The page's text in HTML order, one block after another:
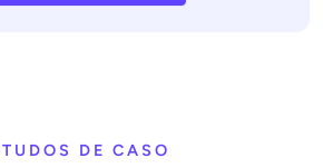
DE CASO